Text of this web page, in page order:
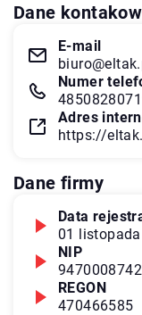
Dane
E-mail
Numer
Adres
https://
Dane firmy
Data
01
NIP
9470008742
REGON
470466585